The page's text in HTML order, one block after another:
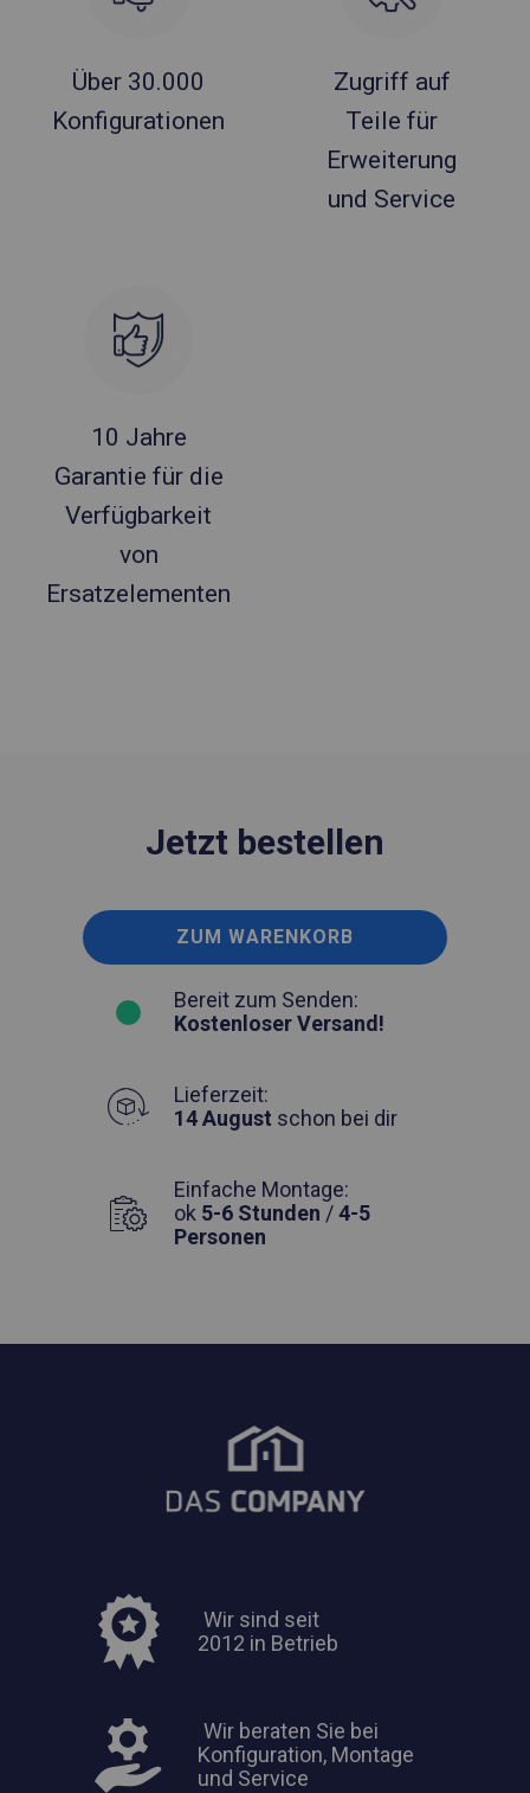
Über 30.000
Konfigurationen
Zugriff auf
Teile für
Erweiterung
und Service
10 Jahre
Garantie für die
Verfügbarkeit
von
Ersatzelementen
Jetzt bestellen
ZUM WARENKORB
Bereit zum Senden:
Kostenloser Versand!
Lieferzeit:
14 August schon bei dir
Einfache Montage:
ok 5-6 Stunden /4-5
Personen
Wir sind seit
2012 in Betrieb
Wir beraten Sie bei
Konfiguration, Montage
und Service